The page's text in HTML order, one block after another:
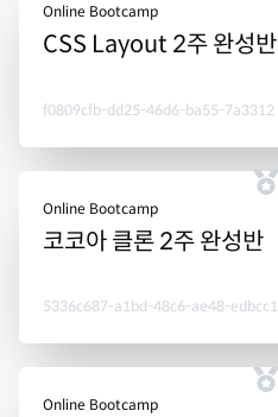
Online Bootcamp
CSS Layout 2주 완성반
f0809cfb-dd25-46d6-ba55-7a3312
Online Bootcamp
코코아 클론 2주 완성반
5336c687-a1bd-48c6-ae48-edbcc1
Online Bootcamp